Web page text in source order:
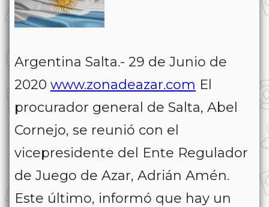
Argentina Salta.- 29 de Junio de
2020 www.zonadeazar.com El
procurador general de Salta, Abel
Cornejo, se reunió con el
vicepresidente del Ente Regulador
de Juego de Azar, Adrián Amén.
Este último, informó que hay un